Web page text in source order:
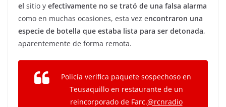
el sitio y efectivamente no se trató de una falsa alarma
como en muchas ocasiones, esta vez encontraron una
especie de botella que estaba lista para ser detonada,
aparentemente de forma remota.
Policía verifica paquete sospechoso en
Teusaquillo en restaurante de un
reincorporado de Farc.⁦@rcnradio